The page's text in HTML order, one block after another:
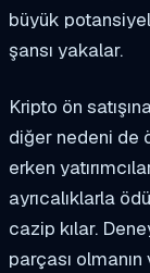
büyük
şansı yakalar.
Kripto ön
diğer nedeni de
erken
ayrıcalıklarla
cazip kılar.
parçası